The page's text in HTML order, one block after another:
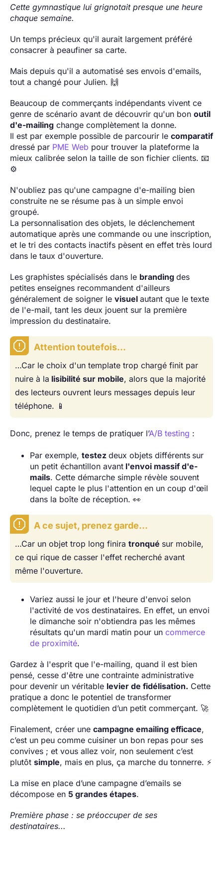
Cette gymnastique lui grignotait presque une heure
chaque semaine.
Un temps précieux qu'il aurait largement préféré
consacrer à peaufiner sa carte.
Mais depuis qu'il a automatisé ses envois d'emails,
tout a changé pour Julien. 🙌
Beaucoup de commerçants indépendants vivent ce
genre de scénario avant de découvrir qu'un bon outil
d'e-mailing change complètement la donne.
Il est par exemple possible de parcourir le comparatif
dressé par PME Web pour trouver la plateforme la
mieux calibrée selon la taille de son fichier clients. 📧
⚙️
N'oubliez pas qu'une campagne d'e-mailing bien
construite ne se résume pas à un simple envoi
groupé.
La personnalisation des objets, le déclenchement
automatique après une commande ou une inscription,
et le tri des contacts inactifs pèsent en effet très lourd
dans le taux d'ouverture.
Les graphistes spécialisés dans le branding des
petites enseignes recommandent d'ailleurs
généralement de soigner le visuel autant que le texte
de l'e-mail, tant les deux jouent sur la première
impression du destinataire.
Attention toutefois…
…Car le choix d'un template trop chargé finit par
nuire à la lisibilité sur mobile, alors que la majorité
des lecteurs ouvrent leurs messages depuis leur
téléphone. 📱
Donc, prenez le temps de pratiquer l’A/B testing :
Par exemple, testez deux objets différents sur
un petit échantillon avant l'envoi massif d'e-
mails. Cette démarche simple révèle souvent
lequel capte le plus l'attention en un coup d'œil
dans la boîte de réception. 👀
A ce sujet, prenez garde…
…Car un objet trop long finira tronqué sur mobile,
ce qui rique de casser l'effet recherché avant
même l'ouverture.
Variez aussi le jour et l'heure d'envoi selon
l'activité de vos destinataires. En effet, un envoi
le dimanche soir n'obtiendra pas les mêmes
résultats qu'un mardi matin pour un commerce
de proximité.
Gardez à l'esprit que l'e-mailing, quand il est bien
pensé, cesse d'être une contrainte administrative
pour devenir un véritable levier de fidélisation. Cette
pratique a donc le potentiel de transformer
complètement le quotidien d’un petit commerçant. 🚀
Finalement, créer une campagne emailing efficace,
c’est un peu comme cuisiner un bon repas pour ses
convives ; et vous allez voir, non seulement c’est
plutôt simple, mais en plus, ça marche du tonnerre. ⚡
La mise en place d’une campagne d’emails se
décompose en 5 grandes étapes.
Première phase : se préoccuper de ses
destinataires...